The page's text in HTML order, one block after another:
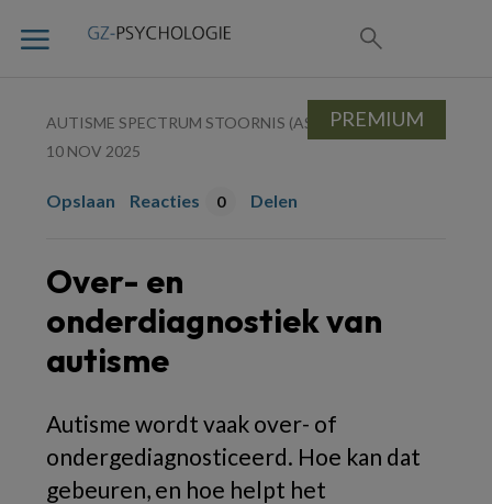
AUTISME SPECTRUM STOORNIS (ASS)
10 NOV 2025
Opslaan Reacties 0 Delen
Over- en
onderdiagnostiek van
autisme
Autisme wordt vaak over- of
ondergediagnosticeerd. Hoe kan dat
gebeuren, en hoe helpt het
PREMIUM